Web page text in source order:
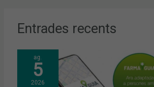
Entrades recents
ag.
5
2026